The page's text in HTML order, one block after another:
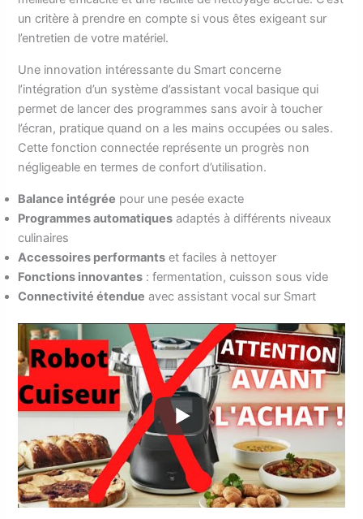
un critère à prendre en compte si vous êtes exigeant sur
l’entretien de votre matériel.
Une innovation intéressante du Smart concerne
l’intégration d’un système d’assistant vocal basique qui
permet de lancer des programmes sans avoir à toucher
l’écran, pratique quand on a les mains occupées ou sales.
Cette fonction connectée représente un progrès non
négligeable en termes de confort d’utilisation.
Balance intégrée pour une pesée exacte
Programmes automatiques adaptés à différents niveaux
culinaires
Accessoires performants et faciles à nettoyer
Fonctions innovantes : fermentation, cuisson sous vide
Connectivité étendue avec assistant vocal sur Smart